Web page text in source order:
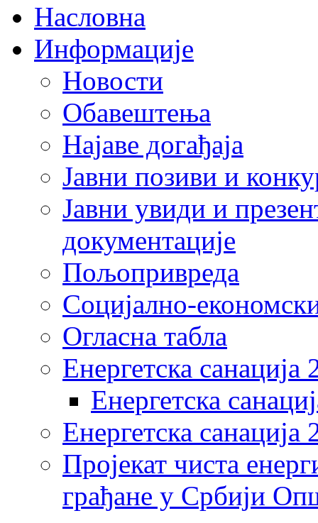
Насловна
Информације
Новости
Обавештења
Најаве догађаја
Јавни позиви и
Јавни увиди и
документације
Пољопривреда
Социјално-
Огласна табла
Енергетска санација
Енергетска
Енергетска
Пројекат чиста
грађане у Србији